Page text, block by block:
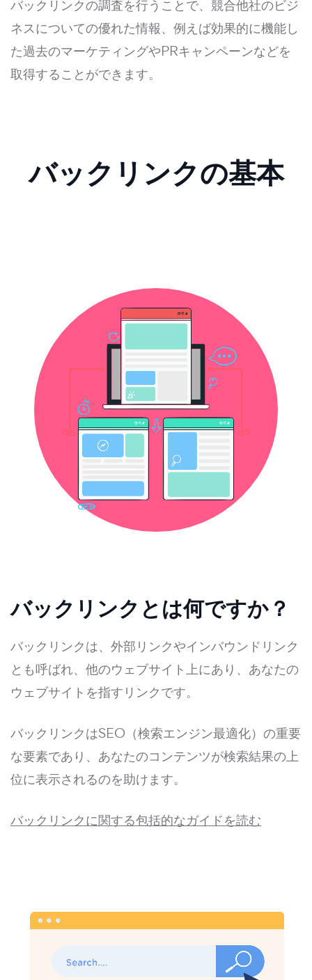
バックリンクの調査を行うことで、競合他社のビジ
ネスについての優れた情報、例えば効果的に機能し
た過去のマーケティングやPRキャンペーンなどを
取得することができます。
バックリンクの基本
バックリンクとは何ですか？
バックリンクは、外部リンクやインバウンドリンク
とも呼ばれ、他のウェブサイト上にあり、あなたの
ウェブサイトを指すリンクです。
バックリンクはSEO（検索エンジン最適化）の重要
な要素であり、あなたのコンテンツが検索結果の上
位に表示されるのを助けます。
バックリンクに関する包括的なガイドを読む